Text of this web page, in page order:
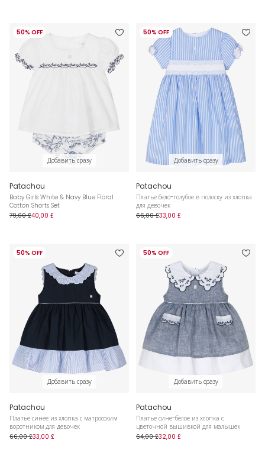
50% OFF
Добавить сразу
Patachou
Baby Girls White & Navy Blue Floral
Cotton Shorts Set
79,00 £40,00 £
50% OFF
Добавить сразу
Patachou
Платье бело-голубое в полоску из хлопка
для девочек
66,00 £33,00 £
50% OFF
Добавить сразу
Patachou
Платье синее из хлопка с матросским
воротником для девочек
66,00 £33,00 £
50% OFF
Добавить сразу
Patachou
Платье сине-белое из хлопка с
цветочной вышивкой для малышек
64,00 £32,00 £